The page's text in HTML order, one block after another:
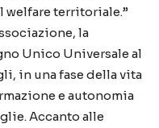
welfare territoriale.”
la
Unico Universale al
in una fase della vita
e autonomia
Accanto alle